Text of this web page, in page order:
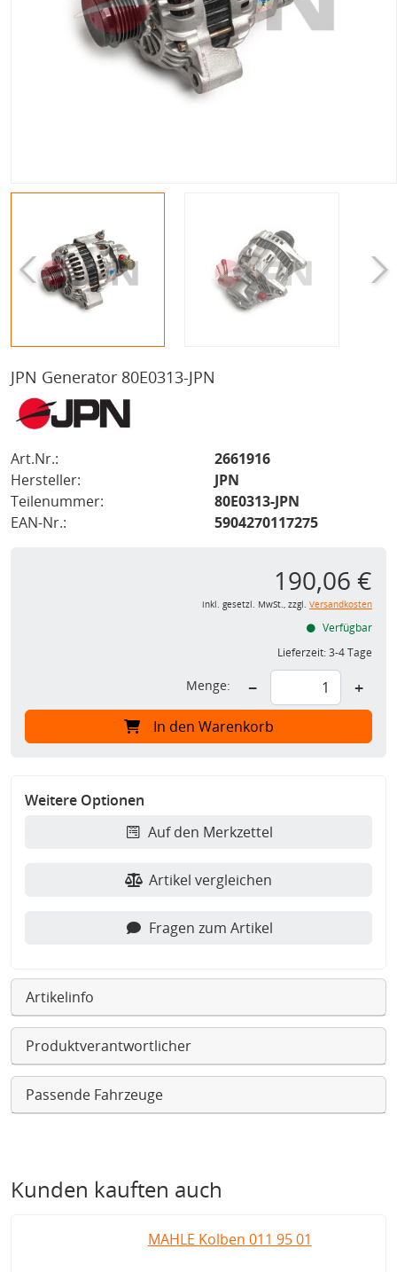
JPN Generator 80E0313-JPN
Art.Nr.:
2661916
Hersteller:
JPN
Teilenummer:
80E0313-JPN
EAN-Nr.:
5904270117275
190,06 €
inkl. gesetzl. MwSt., zzgl. Versandkosten
Verfügbar
Lieferzeit:3-4 Tage
Menge: − +
In den Warenkorb
Weitere Optionen
Auf den Merkzettel
Artikel vergleichen
Fragen zum Artikel
Artikelinfo
Produktverantwortlicher
Passende Fahrzeuge
Kunden kauften auch
MAHLE Kolben 011 95 01